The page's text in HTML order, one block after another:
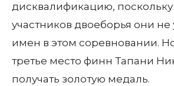
дисквалификацию, поскольку
участников двоеборья они не
имен в этом соревновании.
третье место финн Тапани
получать золотую медаль.